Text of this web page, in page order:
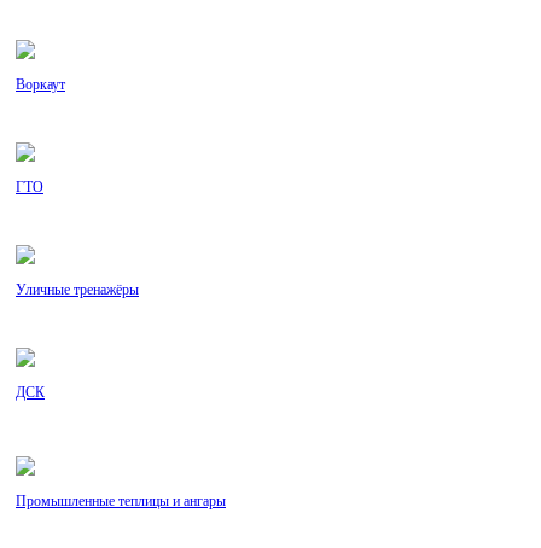
Воркаут
ГТО
Уличные тренажёры
ДСК
Промышленные теплицы и ангары